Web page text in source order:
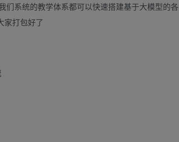
们系统的教学体系都可以快速搭建基于大模型的
家打包好了